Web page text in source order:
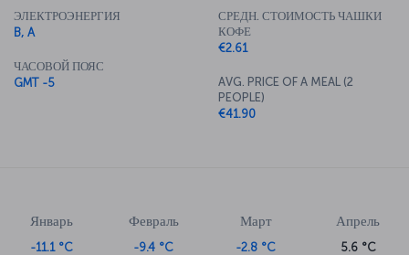
ЭЛЕКТРОЭНЕРГИЯ
B, A
ЧАСОВОЙ ПОЯС
GMT -5
СРЕДН. СТОИМОСТЬ ЧАШКИ
КОФЕ
€2.61
AVG. PRICE OF A MEAL (2
PEOPLE)
€41.90
Январь
-11.1 °C
Февраль
-9.4 °C
Март
-2.8 °C
Апрель
5.6 °C